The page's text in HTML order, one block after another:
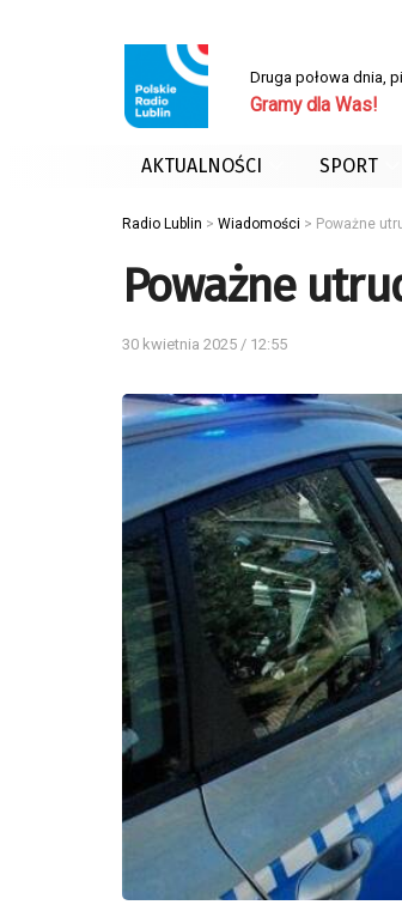
Druga połowa dnia,
Gramy dla Was!
AKTUALNOŚCI SPORT
Radio Lublin > Wiadomości > Poważne
Poważne
30 kwietnia 2025 / 12:55